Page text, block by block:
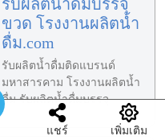
รับผลิตน้ำดื่มบรรจุ
ขวด โรงงานผลิตน้ำ
ดื่ม.com
รับผลิตน้ำดื่มติดแบรนด์
มหาสารคาม โรงงานผลิตน้ำ
ดื่ม รับผลิตน้ำดื่มบรรจุ
แชร์ เพิ่มเติม